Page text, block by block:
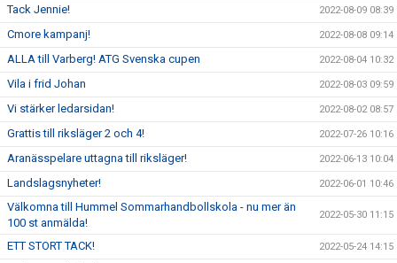
Tack Jennie! 2022-08-09 08:39
Cmore kampanj! 2022-08-08 09:14
ALLA till Varberg! ATG Svenska cupen 2022-08-04 10:32
Vila i frid Johan 2022-08-03 09:59
Vi stärker ledarsidan! 2022-08-02 08:57
Grattis till riksläger 2 och 4! 2022-07-26 10:16
Aranässpelare uttagna till riksläger! 2022-06-13 10:04
Landslagsnyheter! 2022-06-01 10:46
Välkomna till Hummel Sommarhandbollskola - nu mer än
100 st anmälda!
2022-05-30 11:15
ETT STORT TACK! 2022-05-24 14:15